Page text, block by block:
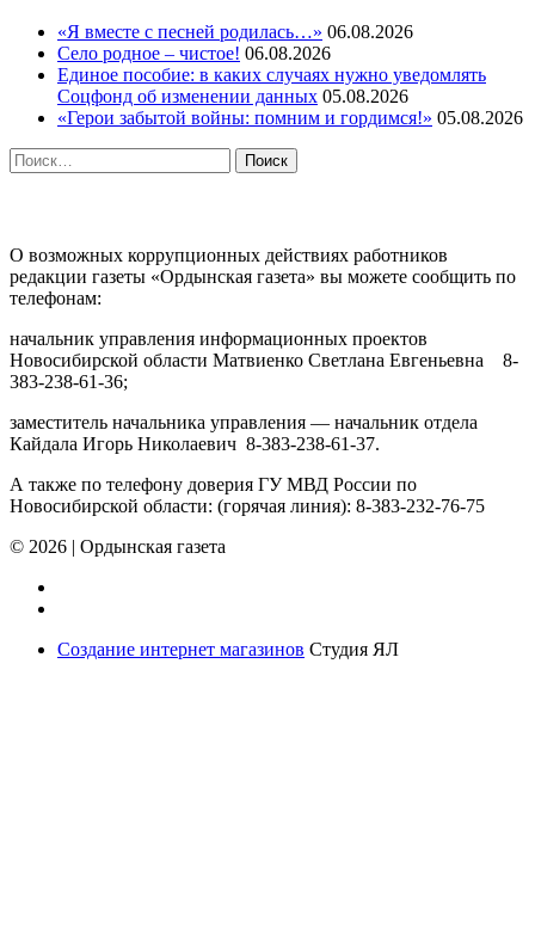
«Я вместе с песней родилась…» 06.08.2026
Село родное – чистое! 06.08.2026
Единое пособие: в каких случаях нужно уведомлять
Соцфонд об изменении данных 05.08.2026
«Герои забытой войны: помним и гордимся!» 05.08.2026
Найти:
О возможных коррупционных действиях работников
редакции газеты «Ордынская газета» вы можете сообщить по
телефонам:
начальник управления информационных проектов
Новосибирской области Матвиенко Светлана Евгеньевна 8-
383-238-61-36;
заместитель начальника управления — начальник отдела
Кайдала Игорь Николаевич 8-383-238-61-37.
А также по телефону доверия ГУ МВД России по
Новосибирской области: (горячая линия): 8-383-232-76-75
© 2026 | Ордынская газета
Создание интернет магазинов Студия ЯЛ